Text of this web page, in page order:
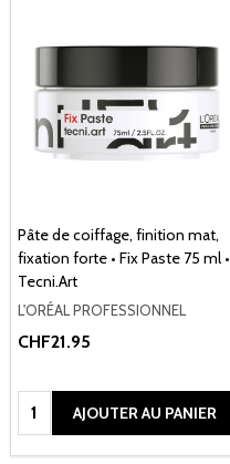
Pâte de coiffage, finition mat,
fixation forte • Fix Paste 75 ml •
Tecni.Art
L'ORÉAL PROFESSIONNEL
CHF21.95
Quantité:AJOUTER AU PANIER